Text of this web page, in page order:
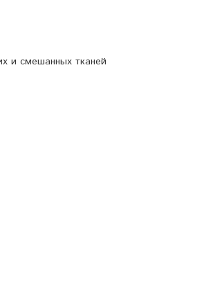
и смешанных тканей